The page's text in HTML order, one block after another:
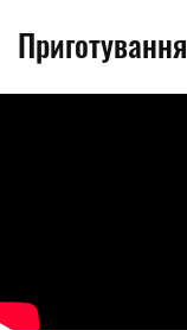
Приготування